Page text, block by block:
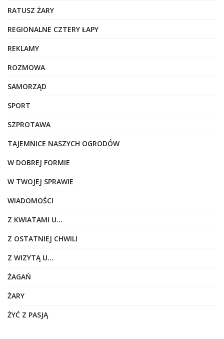
RATUSZ ŻARY
REGIONALNE CZTERY ŁAPY
REKLAMY
ROZMOWA
SAMORZĄD
SPORT
SZPROTAWA
TAJEMNICE NASZYCH OGRODÓW
W DOBREJ FORMIE
W TWOJEJ SPRAWIE
WIADOMOŚCI
Z KWIATAMI U…
Z OSTATNIEJ CHWILI
Z WIZYTĄ U…
ŻAGAŃ
ŻARY
ŻYĆ Z PASJĄ